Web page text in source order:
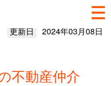
更新日 2024年03月08日
不動産仲介